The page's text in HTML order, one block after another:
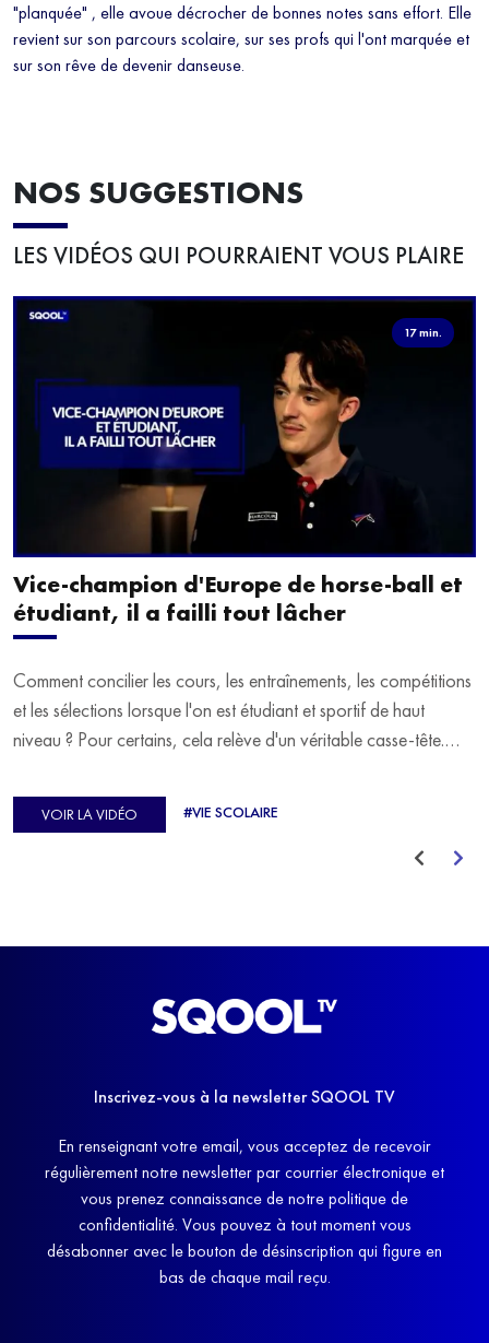
"planquée" , elle avoue décrocher de bonnes notes sans effort. Elle
revient sur son parcours scolaire, sur ses profs qui l'ont marquée et
sur son rêve de devenir danseuse.
NOS SUGGESTIONS
LES VIDÉOS QUI POURRAIENT VOUS PLAIRE
17 min.
Vice-champion d'Europe de horse-ball et
étudiant, il a failli tout lâcher
Comment concilier les cours, les entraînements, les compétitions
et les sélections lorsque l'on est étudiant et sportif de haut
niveau ? Pour certains, cela relève d'un véritable casse-tête.
d'Europe de Horse-ball, qui a failli abandonner ses études
avant de trouver un nouvel équilibre.
VOIR LA VIDÉO #VIE SCOLAIRE
Inscrivez-vous à la newsletter SQOOL TV
En renseignant votre email, vous acceptez de recevoir
régulièrement notre newsletter par courrier électronique et
vous prenez connaissance de notre politique de
confidentialité. Vous pouvez à tout moment vous
désabonner avec le bouton de désinscription qui figure en
bas de chaque mail reçu.